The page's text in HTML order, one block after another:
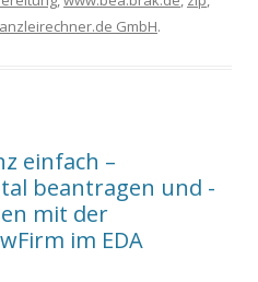
GmbH.
einfach –
beantragen und -
mit der
im EDA